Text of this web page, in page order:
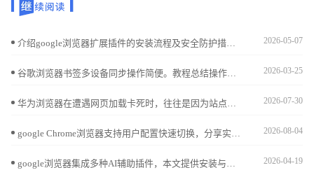
介绍google浏览器扩展插件的安装流程及安全防护措施，保障浏览器安全和稳定。 2026-05-07
谷歌浏览器书签多设备同步操作简便。教程总结操作方法，帮助用户高效管理收藏夹，实现跨设备同步和快速访问。 2026-03-25
华为浏览器在遭遇网页加载卡死时，往往是因为站点缓存冲突导致内存溢出。本文手把手教您如何通过单站清理功能快速释放占用，重置加载进程，轻松解决网页卡顿无法刷新的棘手问题。 2026-07-30
google Chrome浏览器支持用户配置快速切换，分享实用操作技巧，方便用户在多个账号间高效切换。 2026-08-04
google浏览器集成多种AI辅助插件，本文提供安装与使用攻略，帮助用户快速上手，提升学习与办公效率，增强浏览器智能化体验。 2026-04-19